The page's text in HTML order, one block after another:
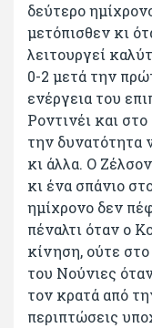
δεύτερο
μετόπισθεν κι
λειτουργεί
0-2 μετά την
ενέργεια του
Ροντινέι και
την δυνατότητα
κι άλλα. Ο Ζέλσον
κι ένα σπάνιο
ημίχρονο δεν
πέναλτι όταν ο
κίνηση, ούτε στο
του Νούνιες
τον κρατά από
περιπτώσεις